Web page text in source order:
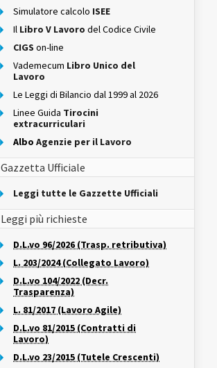
Simulatore calcolo ISEE
Il Libro V Lavoro del Codice Civile
CIGS on-line
Vademecum Libro Unico del
Lavoro
Le Leggi di Bilancio dal 1999 al 2026
Linee Guida Tirocini
extracurriculari
Albo Agenzie per il Lavoro
Gazzetta Ufficiale
Leggi tutte le Gazzette Ufficiali
Leggi più richieste
D.L.vo 96/2026 (Trasp. retributiva)
L. 203/2024 (Collegato Lavoro)
D.L.vo 104/2022 (Decr.
Trasparenza)
L. 81/2017 (Lavoro Agile)
D.L.vo 81/2015 (Contratti di
Lavoro)
D.L.vo 23/2015 (Tutele Crescenti)